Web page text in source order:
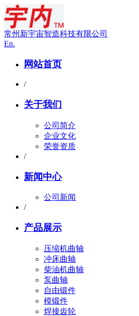
常州新宇宙智造科技有限公司
En.
网站首页
/
关于我们
公司简介
企业文化
荣誉资质
/
新闻中心
公司新闻
/
产品展示
压缩机曲轴
冲床曲轴
柴油机曲轴
泵曲轴
自由锻件
模锻件
焊接齿轮